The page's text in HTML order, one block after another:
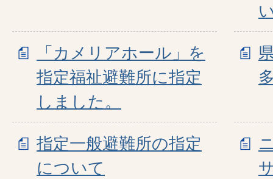
「カメリアホール」を
指定福祉避難所に指定
しました。
指定一般避難所の指定
について